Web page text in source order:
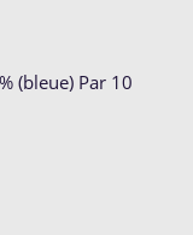
(bleue) Par 10